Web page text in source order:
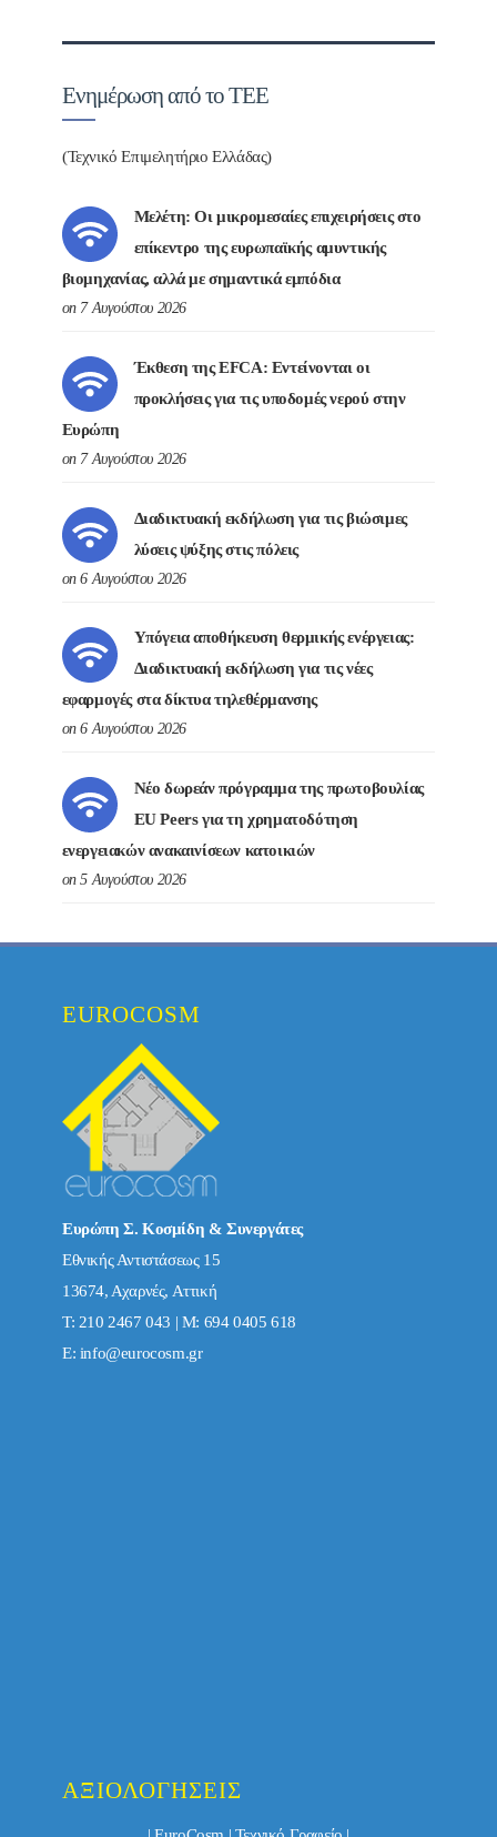
Ενημέρωση από το ΤΕΕ
(Τεχνικό Επιμελητήριο Ελλάδας)
Μελέτη: Οι μικρομεσαίες επιχειρήσεις στο
επίκεντρο της ευρωπαϊκής αμυντικής
βιομηχανίας, αλλά με σημαντικά εμπόδια
on 7 Αυγούστου 2026
Έκθεση της EFCA: Εντείνονται οι
προκλήσεις για τις υποδομές νερού στην
Ευρώπη
on 7 Αυγούστου 2026
Διαδικτυακή εκδήλωση για τις βιώσιμες
λύσεις ψύξης στις πόλεις
on 6 Αυγούστου 2026
Υπόγεια αποθήκευση θερμικής ενέργειας:
Διαδικτυακή εκδήλωση για τις νέες
εφαρμογές στα δίκτυα τηλεθέρμανσης
on 6 Αυγούστου 2026
Νέο δωρεάν πρόγραμμα της πρωτοβουλίας
EU Peers για τη χρηματοδότηση
ενεργειακών ανακαινίσεων κατοικιών
on 5 Αυγούστου 2026
EUROCOSM
Ευρώπη Σ. Κοσμίδη & Συνεργάτες
Εθνικής Αντιστάσεως 15
13674, Αχαρνές, Αττική
Τ: 210 2467 043 | Μ: 694 0405 618
E: info@eurocosm.gr
ΑΞΙΟΛΟΓΉΣΕΙΣ